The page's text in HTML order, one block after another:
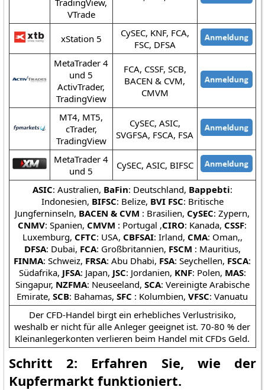
TradingView,
VTrade
xStation 5
CySEC, KNF, FCA,
FSC, DFSA
MetaTrader 4
und 5
ActivTrader,
TradingView
FCA, CSSF, SCB,
BACEN & CVM,
CMVM
MT4, MT5,
cTrader,
TradingView
CySEC, ASIC,
SVGFSA, FSCA, FSA
MetaTrader 4
und 5
CySEC, ASIC, BIFSC
ASIC: Australien, BaFin: Deutschland, Bappebti:
Indonesien, BIFSC: Belize, BVI FSC: Britische
Jungferninseln, BACEN & CVM : Brasilien, CySEC: Zypern,
CNMV: Spanien, CMVM : Portugal ,CIRO: Kanada, CSSF:
Luxemburg, CFTC: USA, CBFSAI: Irland, CMA: Oman,,
DFSA: Dubai, FCA: Großbritannien, FSCM : Mauritius,
FINMA: Schweiz, FRSA: Abu Dhabi, FSA: Seychellen, FSCA:
Südafrika, JFSA: Japan, JSC: Jordanien, KNF: Polen, MAS:
Singapur, NZFMA: Neuseeland, SCA: Vereinigte Arabische
Emirate,SCB: Bahamas,SFC : Kolumbien,VFSC: Vanuatu
Der CFD-Handel birgt ein erhebliches Verlustrisiko,
weshalb er nicht für alle Anleger geeignet ist. 70-80 % der
Kleinanlegerkonten verlieren beim Handel mit CFDs Geld.
Schritt 2: Erfahren Sie, wie der
Kupfermarkt funktioniert.